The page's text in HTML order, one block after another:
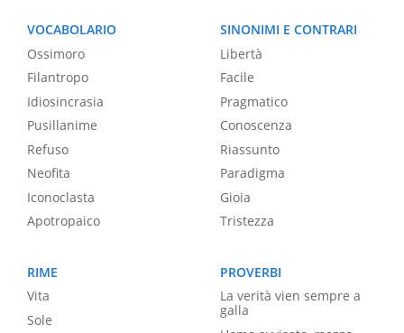
VOCABOLARIO
Ossimoro
Filantropo
Idiosincrasia
Pusillanime
Refuso
Neofita
Iconoclasta
Apotropaico
SINONIMI E CONTRARI
Libertà
Facile
Pragmatico
Conoscenza
Riassunto
Paradigma
Gioia
Tristezza
RIME
Vita
Sole
PROVERBI
La verità vien sempre a
galla